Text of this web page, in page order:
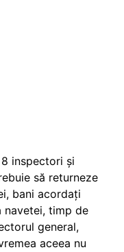
inspectori și
să returneze
bani acordați
navetei, timp de
general,
aceea nu